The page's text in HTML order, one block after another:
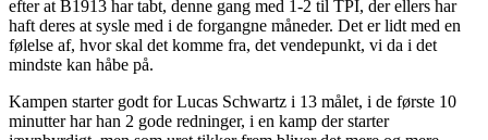
efter at B1913 har tabt, denne gang med 1-2 til TPI, der ellers har
haft deres at sysle med i de forgangne måneder. Det er lidt med en
følelse af, hvor skal det komme fra, det vendepunkt, vi da i det
mindste kan håbe på.
Kampen starter godt for Lucas Schwartz i 13 målet, i de første 10
minutter har han 2 gode redninger, i en kamp der starter